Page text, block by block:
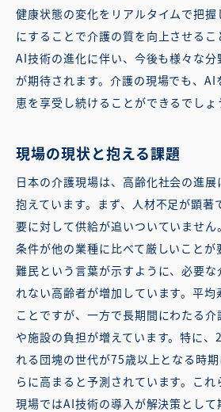
健康状態の変化をリアルタイムで把
にすることで介護の質を向上させるこ
AI技術の進化に伴い、今後も様々な分
が期待されます。介護の現場でも、AI
恵を享受し続けることができるでしょ
現場の現状と抱える課題
日本の介護現場は、高齢化社会の進
抱えています。まず、人材不足が顕著
要に対して供給が追いついていませ
条件が他の業種に比べて厳しいこと
難民という言葉が示すように、必要
れない高齢者が増加しています。平
ことですが、一方で長期間にわたる
や施設の負担が増えています。特に
れる団塊の世代が75歳以上となる時
らに高まると予測されています。こ
現場ではAI技術の導入が解決策とし